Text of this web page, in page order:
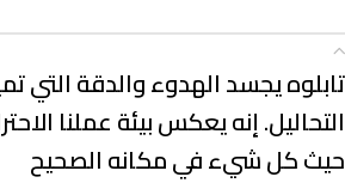
تابلوه يجسد الهدوء والدقة التي
التحاليل. إنه يعكس بيئة عملنا
حيث كل شيء في مكانه الصحيح